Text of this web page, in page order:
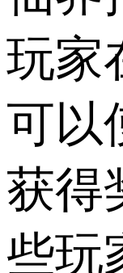
玩家
可以
获得
些玩